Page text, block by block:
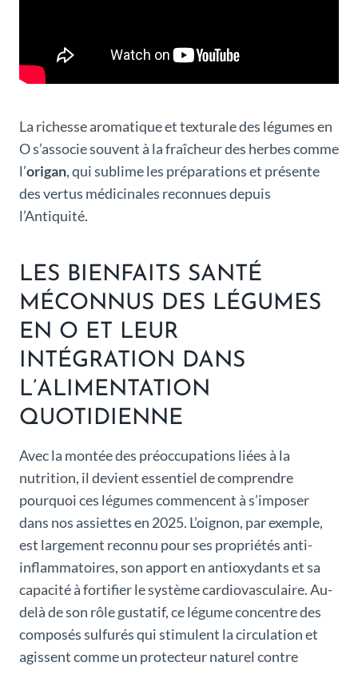
La richesse aromatique et texturale des légumes en
O s’associe souvent à la fraîcheur des herbes comme
l’origan, qui sublime les préparations et présente
des vertus médicinales reconnues depuis
l’Antiquité.
LES BIENFAITS SANTÉ
MÉCONNUS DES LÉGUMES
EN O ET LEUR
INTÉGRATION DANS
L’ALIMENTATION
QUOTIDIENNE
Avec la montée des préoccupations liées à la
nutrition, il devient essentiel de comprendre
pourquoi ces légumes commencent à s’imposer
dans nos assiettes en 2025. L’oignon, par exemple,
est largement reconnu pour ses propriétés anti-
inflammatoires, son apport en antioxydants et sa
capacité à fortifier le système cardiovasculaire. Au-
delà de son rôle gustatif, ce légume concentre des
composés sulfurés qui stimulent la circulation et
agissent comme un protecteur naturel contre